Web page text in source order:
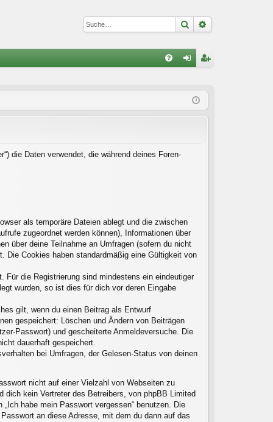
Suche
ist
die Daten verwendet, die während deines Foren-
als temporäre Dateien ablegt und die zwischen
zugeordnet werden können), Informationen über
über deine Teilnahme an Umfragen (sofern du nicht
Die Cookies haben standardmäßig eine Gültigkeit von
Für die Registrierung sind mindestens ein eindeutiger
wurden, so ist dies für dich vor deren Eingabe
gilt, wenn du einen Beitrag als Entwurf
gespeichert: Löschen und Ändern von Beiträgen
Passwort) und gescheiterte Anmeldeversuche. Die
dauerhaft gespeichert.
bei Umfragen, der Gelesen-Status von deinen
nicht auf einer Vielzahl von Webseiten zu
kein Vertreter des Betreibers, von phpBB Limited
habe mein Passwort vergessen“ benutzen. Die
an diese Adresse, mit dem du dann auf das